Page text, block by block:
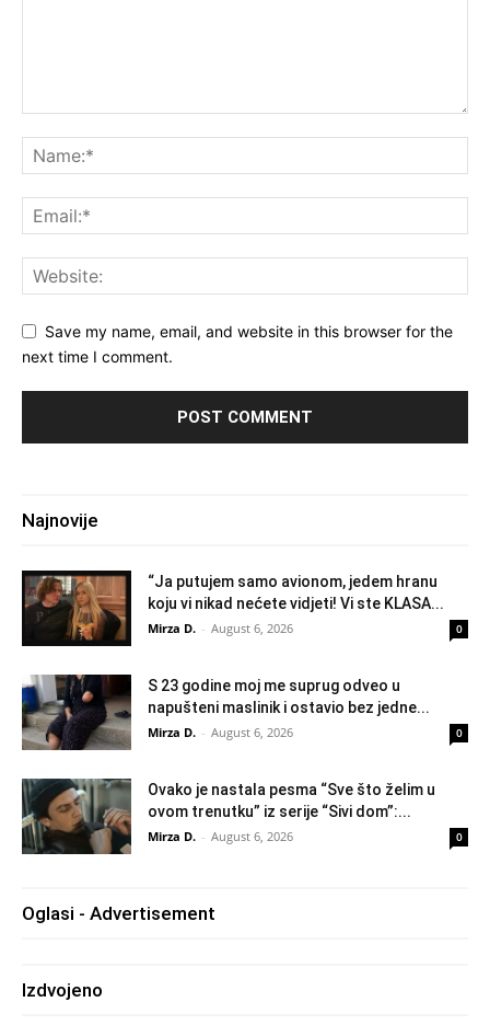
Save my name, email, and website in this browser for the
next time I comment.
Najnovije
“Ja putujem samo avionom, jedem hranu
koju vi nikad nećete vidjeti! Vi ste KLASA...
Mirza D. - August 6, 2026 0
S 23 godine moj me suprug odveo u
napušteni maslinik i ostavio bez jedne...
Mirza D. - August 6, 2026 0
Ovako je nastala pesma “Sve što želim u
ovom trenutku” iz serije “Sivi dom”:...
Mirza D. - August 6, 2026 0
Oglasi - Advertisement
Izdvojeno